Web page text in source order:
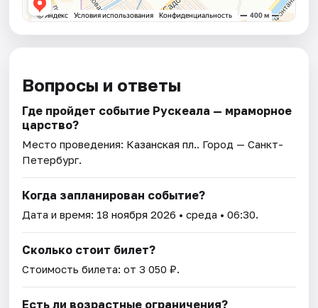
Вопросы и ответы
Где пройдет событие Рускеала — мраморное
царство?
Место проведения: Казанская пл.. Город — Санкт-
Петербург.
Когда запланирован событие?
Дата и время: 18 ноября 2026 • среда • 06:30.
Сколько стоит билет?
Стоимость билета: от 3 050 ₽.
Есть ли возрастные ограничения?